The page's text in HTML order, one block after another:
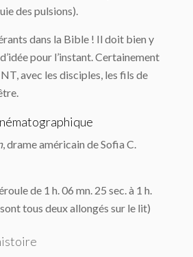
des pulsions).
dans la Bible ! Il doit bien y
pour l’instant. Certainement
avec les disciples, les fils de
, drame américain de Sofia C.
de 1 h. 06 mn. 25 sec. à 1 h.
tous deux allongés sur le lit)